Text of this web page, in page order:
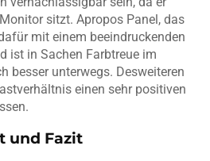
sitzt. Apropos Panel, das
mit einem beeindruckenden
ist in Sachen Farbtreue im
besser unterwegs. Desweiteren
einen sehr positiven
und Fazit